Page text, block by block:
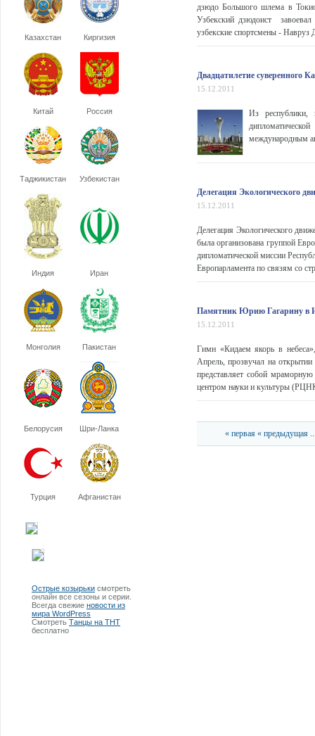
Казахстан Киргизия
Китай Россия
Таджикистан Узбекистан
Индия Иран
Монголия Пакистан
Белорусия Шри-Ланка
Турция Афганистан
Острые козырьки смотреть
онлайн все сезоны и серии.
Всегда свежие новости из
мира WordPress
Смотреть Танцы на ТНТ
бесплатно
дзюдо Большого шлема в
Узбекский дзюдоист
узбекские спортсмены -
Двадцатилетие суверенного
15.12.2011
Из республики,
международным
Делегация Экологического
15.12.2011
Делегация Экологического
была организована группой
дипломатической миссии
Европарламента по связям со
Памятник Юрию Гагарину в
15.12.2011
Гимн «Кидаем якорь в
Апрель, прозвучал на
представляет собой
центром науки и культуры
« первая « предыдущая